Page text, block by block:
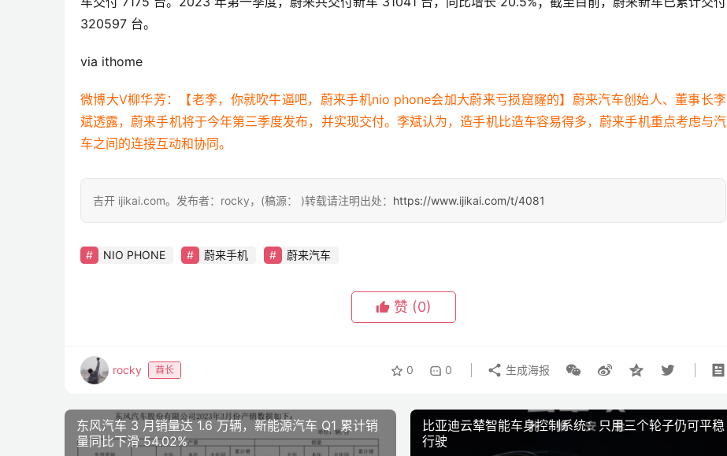
320597 台。
via ithome
微博大V柳华芳：【老李，你就吹牛逼吧，蔚来手机nio phone会加大蔚来亏损窟窿的】蔚来汽车创始人、董事长李
斌透露，蔚来手机将于今年第三季度发布，并实现交付。李斌认为，造手机比造车容易得多，蔚来手机重点考虑与汽
车之间的连接互动和协同。 ​​​
吉开 ijikai.com。发布者：rocky，(稿源： )转载请注明出处： https://www.ijikai.com/t/4081
NIO PHONE 蔚来手机 蔚来汽车
赞 (0)
rocky 酋长 0 0 生成海报
东风汽车 3 月销量达 1.6 万辆，新能源汽车 Q1 累计销
量同比下滑 54.02%
比亚迪云辇智能车身控制系统：只用三个轮子仍可平稳
行驶